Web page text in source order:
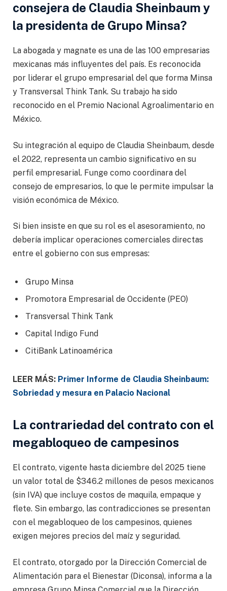
consejera de Claudia Sheinbaum y
la presidenta de Grupo Minsa?
La abogada y magnate es una de las 100 empresarias
mexicanas más influyentes del país. Es reconocida
por liderar el grupo empresarial del que forma Minsa
y Transversal Think Tank. Su trabajo ha sido
reconocido en el Premio Nacional Agroalimentario en
México.
Su integración al equipo de Claudia Sheinbaum, desde
el 2022, representa un cambio significativo en su
perfil empresarial. Funge como coordinara del
consejo de empresarios, lo que le permite impulsar la
visión económica de México.
Si bien insiste en que su rol es el asesoramiento, no
debería implicar operaciones comerciales directas
entre el gobierno con sus empresas:
Grupo Minsa
Promotora Empresarial de Occidente (PEO)
Transversal Think Tank
Capital Indigo Fund
CitiBank Latinoamérica
LEER MÁS: Primer Informe de Claudia Sheinbaum:
Sobriedad y mesura en Palacio Nacional
La contrariedad del contrato con el
megabloqueo de campesinos
El contrato, vigente hasta diciembre del 2025 tiene
un valor total de $346.2 millones de pesos mexicanos
(sin IVA) que incluye costos de maquila, empaque y
flete. Sin embargo, las contradicciones se presentan
con el megabloqueo de los campesinos, quienes
exigen mejores precios del maíz y seguridad.
El contrato, otorgado por la Dirección Comercial de
Alimentación para el Bienestar (Diconsa), informa a la